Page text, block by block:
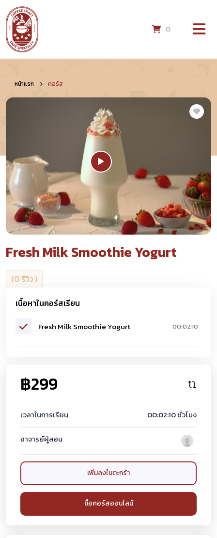
0
หน้าแรก คอร์ส
Fresh Milk Smoothie Yogurt
(0 รีวิว )
เนื้อหาในคอร์สเรียน
Fresh Milk Smoothie Yogurt 00:02:10
฿299
เวลาในการเรียน 00:02:10 ชั่วโมง
อาจารย์ผู้สอน
เพิ่มลงในตะกร้า
ซื้อคอร์สออนไลน์